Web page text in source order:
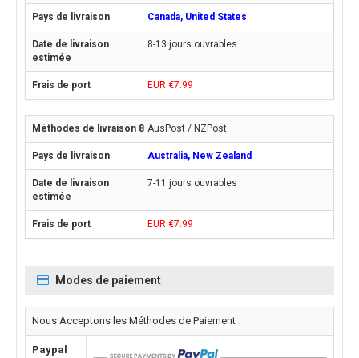
Canada, United States
8-13 jours ouvrables
EUR €7.99
AusPost / NZPost
Australia, New Zealand
7-11 jours ouvrables
EUR €7.99
Modes de paiement
Nous Acceptons les Méthodes de Paiement
Paypal